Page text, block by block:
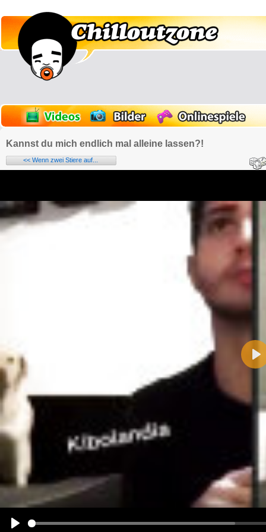
Kannst du mich endlich mal alleine lassen?!
<< Wenn zwei Stiere auf...
Name:
Kommentar:
Alle HTML-Tags außer <br>, <strike> und <i> werden aus Deinem Kommentar entfernt.
URLs werden automatisch umgewandelt. Bitte verwende "www." oder "http://" in URLs
Ich möchte eine E-Mail, wenn auf dieser Seite weitere Kommentare erscheinen.